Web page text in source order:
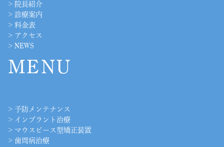
> 院長紹介
> 診療案内
> 料金表
> アクセス
> NEWS
MENU
> 予防メンテナンス
> インプラント治療
> マウスピース型矯正装置
> 歯周病治療